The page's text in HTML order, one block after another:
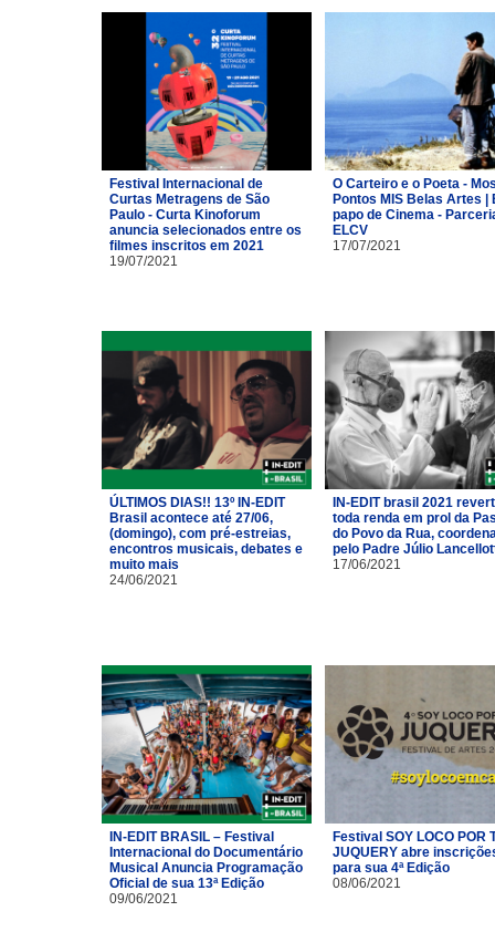
Festival Internacional de
Curtas Metragens de São
Paulo - Curta Kinoforum
anuncia selecionados entre os
filmes inscritos em 2021
19/07/2021
O Carteiro e o Poeta -
Pontos MIS Belas Artes |
papo de Cinema -
ELCV
17/07/2021
ÚLTIMOS DIAS!! 13º IN-EDIT
Brasil acontece até 27/06,
(domingo), com pré-estreias,
encontros musicais, debates e
muito mais
24/06/2021
IN-EDIT brasil 2021
toda renda em prol da
do Povo da Rua,
pelo Padre Júlio
17/06/2021
IN-EDIT BRASIL – Festival
Internacional do Documentário
Musical Anuncia Programação
Oficial de sua 13ª Edição
09/06/2021
Festival SOY LOCO POR
JUQUERY abre
para sua 4ª Edição
08/06/2021